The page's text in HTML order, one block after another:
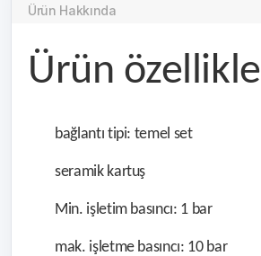
Ürün Hakkında
Ürün
bağlantı tipi: temel set
seramik kartuş
Min. işletim basıncı: 1 bar
mak. işletme basıncı: 10 bar